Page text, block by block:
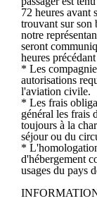
72 heures avant
trouvant sur son
notre
seront
heures
* Les
autorisations
l'aviation civile.
* Les frais
général les frais
toujours à la
séjour ou du
*
d'hébergement
usages du pays